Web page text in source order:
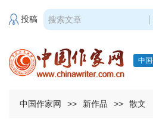
投稿
中
中国作家网 >> 新作品 >> 散文